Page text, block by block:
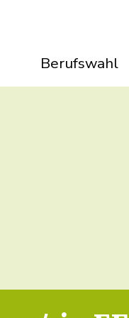
Berufswahl